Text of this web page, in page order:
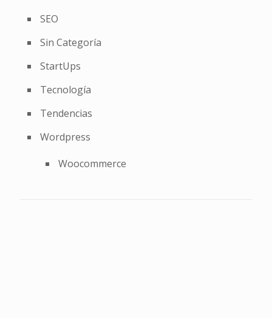
SEO
Sin Categoría
StartUps
Tecnología
Tendencias
Wordpress
Woocommerce